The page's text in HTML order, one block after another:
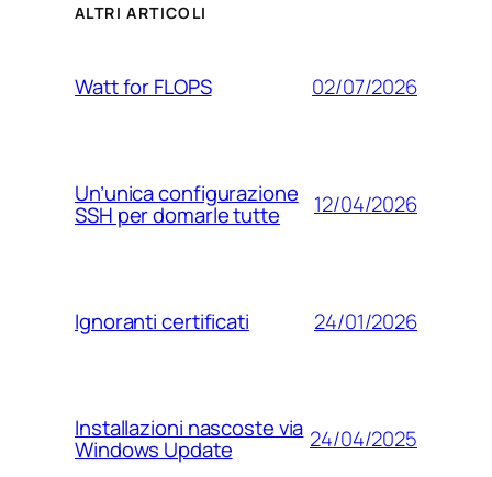
ALTRI ARTICOLI
Watt for FLOPS 02/07/2026
Un’unica configurazione
SSH per domarle tutte 12/04/2026
Ignoranti certificati 24/01/2026
Installazioni nascoste via
Windows Update 24/04/2025